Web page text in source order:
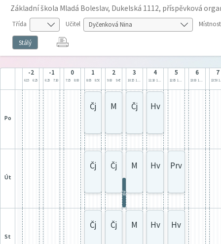
Základní škola Mladá Boleslav, Dukelská 1112, příspěvková
Třída Učitel Místnost
Stálý
-2
6:15 6:25
-1
6:25 7:10
0
7:15 8:00
1
8:05 8:50
2
9:00 9:45
3
10:15 11:00
4
11:10 11:55
5
12:05 12:50
6
13:00 13:45
7
13:50
po
Čj M Čj Hv
út
Čj Čj M Hv Prv
Př
st
Čj Čj M Hv Hv